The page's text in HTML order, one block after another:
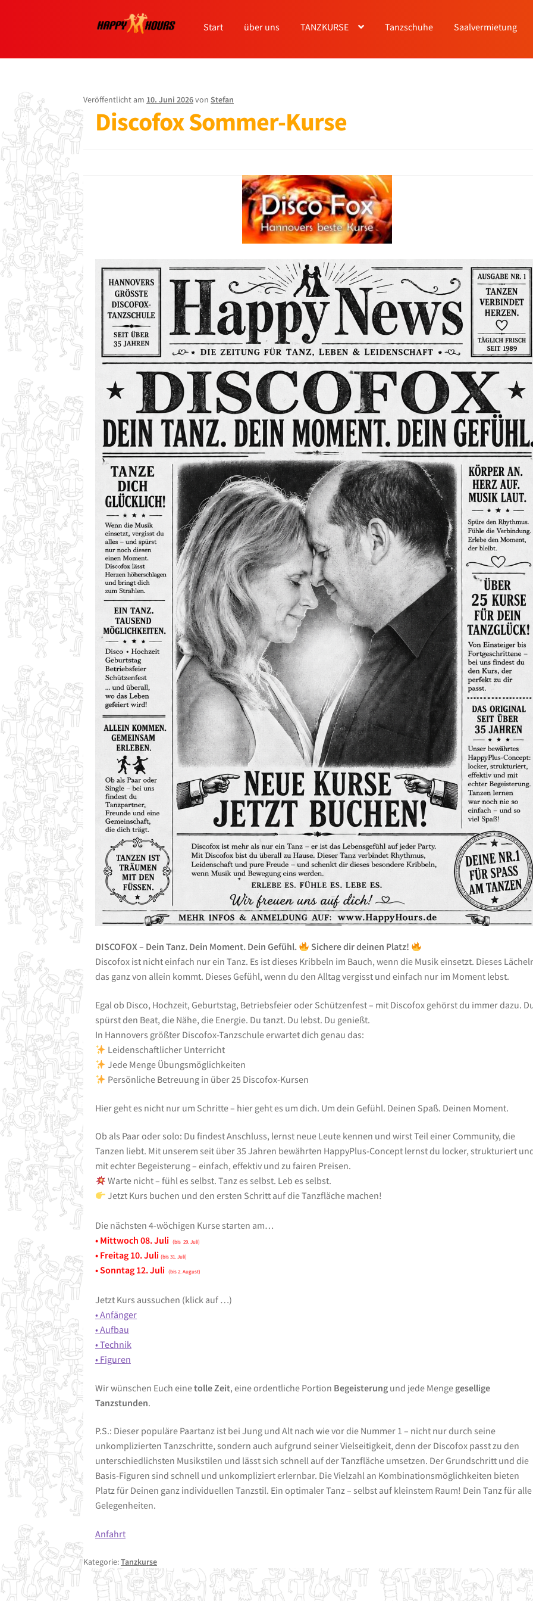
Start über uns TANZKURSE Tanzschuhe Saalvermietung
Veröffentlicht am 10. Juni 2026vonStefan
Discofox Sommer-Kurse
DISCOFOX – Dein Tanz. Dein Moment. Dein Gefühl.
Sichere dir deinen Platz!
Discofox ist nicht einfach nur ein Tanz. Es ist dieses Kribbeln im Bauch, wenn die Musik einsetzt. Dieses
das ganz von allein kommt. Dieses Gefühl, wenn du den Alltag vergisst und einfach nur im Moment lebst.
Egal ob Disco, Hochzeit, Geburtstag, Betriebsfeier oder Schützenfest – mit Discofox gehörst du immer dazu.
spürst den Beat, die Nähe, die Energie. Du tanzt. Du lebst. Du genießt.
In Hannovers größter Discofox-Tanzschule erwartet dich genau das:
Leidenschaftlicher Unterricht
Jede Menge Übungsmöglichkeiten
Persönliche Betreuung in über 25 Discofox-Kursen
Hier geht es nicht nur um Schritte – hier geht es um dich. Um dein Gefühl. Deinen Spaß. Deinen Moment.
Ob als Paar oder solo: Du findest Anschluss, lernst neue Leute kennen und wirst Teil einer Community, die
Tanzen liebt. Mit unserem seit über 35 Jahren bewährten HappyPlus-Concept lernst du locker, strukturiert
mit echter Begeisterung – einfach, effektiv und zu fairen Preisen.
Warte nicht – fühl es selbst. Tanz es selbst. Leb es selbst.
Jetzt Kurs buchen und den ersten Schritt auf die Tanzfläche machen!
Die nächsten 4-wöchigen Kurse starten am…
• Mittwoch 08. Juli(bis 29. Juli)
• Freitag 10. Juli(bis 31. Juli)
• Sonntag 12. Juli(bis 2. August)
Jetzt Kurs aussuchen (klick auf …)
• Anfänger
• Aufbau
• Technik
• Figuren
Wir wünschen Euch einetolle Zeit, eine ordentliche Portion Begeisterung und jede Menge gesellige
Tanzstunden.
P.S.: Dieser populäre Paartanz ist bei Jung und Alt nach wie vor die Nummer 1 – nicht nur durch seine
unkomplizierten Tanzschritte, sondern auch aufgrund seiner Vielseitigkeit, denn der Discofox passt zu den
unterschiedlichsten Musikstilen und lässt sich schnell auf der Tanzfläche umsetzen. Der Grundschritt und die
Basis-Figuren sind schnell und unkompliziert erlernbar. Die Vielzahl an Kombinationsmöglichkeiten bieten
Platz für Deinen ganz individuellen Tanzstil. Ein optimaler Tanz – selbst auf kleinstem Raum! Dein Tanz für alle
Gelegenheiten.
Anfahrt
Kategorie:Tanzkurse